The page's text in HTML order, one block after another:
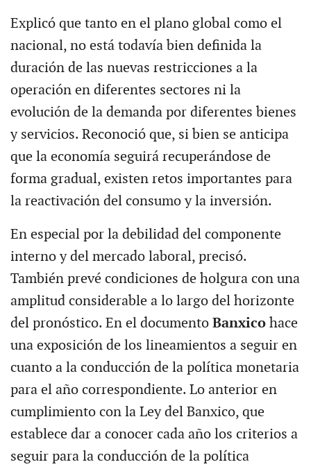
Explicó que tanto en el plano global como el
nacional, no está todavía bien definida la
duración de las nuevas restricciones a la
operación en diferentes sectores ni la
evolución de la demanda por diferentes bienes
y servicios. Reconoció que, si bien se anticipa
que la economía seguirá recuperándose de
forma gradual, existen retos importantes para
la reactivación del consumo y la inversión.
En especial por la debilidad del componente
interno y del mercado laboral, precisó.
También prevé condiciones de holgura con una
amplitud considerable a lo largo del horizonte
del pronóstico. En el documento Banxico hace
una exposición de los lineamientos a seguir en
cuanto a la conducción de la política monetaria
para el año correspondiente. Lo anterior en
cumplimiento con la Ley del Banxico, que
establece dar a conocer cada año los criterios a
seguir para la conducción de la política